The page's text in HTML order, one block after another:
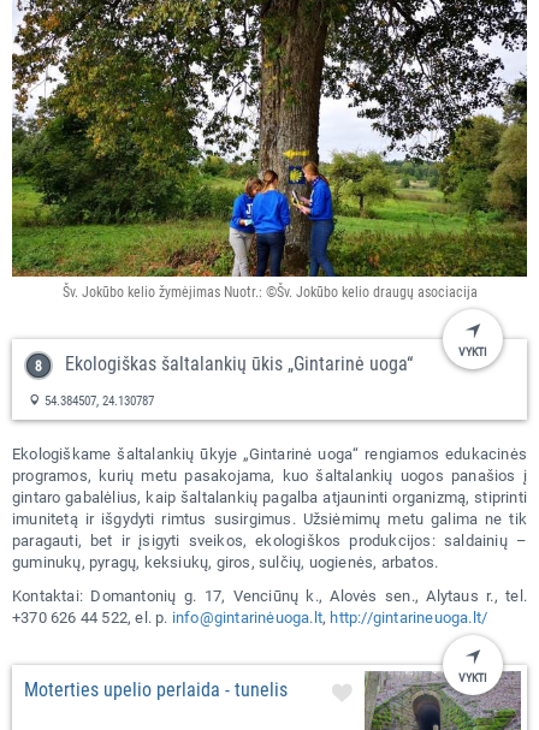
Šv. Jokūbo kelio žymėjimas Nuotr.: ©Šv. Jokūbo kelio draugų asociacija
Ekologiškas šaltalankių ūkis „Gintarinė uoga“
54.384507, 24.130787
VYKTI
Ekologiškame šaltalankių ūkyje „Gintarinė uoga“ rengiamos edukacinės
programos, kurių metu pasakojama, kuo šaltalankių uogos panašios į
gintaro gabalėlius, kaip šaltalankių pagalba atjauninti organizmą, stiprinti
imunitetą ir išgydyti rimtus susirgimus. Užsiėmimų metu galima ne tik
paragauti, bet ir įsigyti sveikos, ekologiškos produkcijos: saldainių –
guminukų, pyragų, keksiukų, giros, sulčių, uogienės, arbatos.
Kontaktai: Domantonių g. 17, Venciūnų k., Alovės sen., Alytaus r., tel.
+370 626 44 522, el. p. info@gintarinėuoga.lt, http://gintarineuoga.lt/
Moterties upelio perlaida - tunelis
VYKTI